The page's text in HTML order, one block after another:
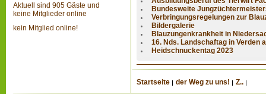
Aktuell sind 905 Gäste und
keine Mitglieder online
kein Mitglied online!
Bundesweite
Verbringungsregelungen zur
Bildergalerie
Blauzungenkrankheit in
16. Nds. Landschaftag in Verden
Heidschnuckentag 2023
Startseite der Weg zu uns! Z..